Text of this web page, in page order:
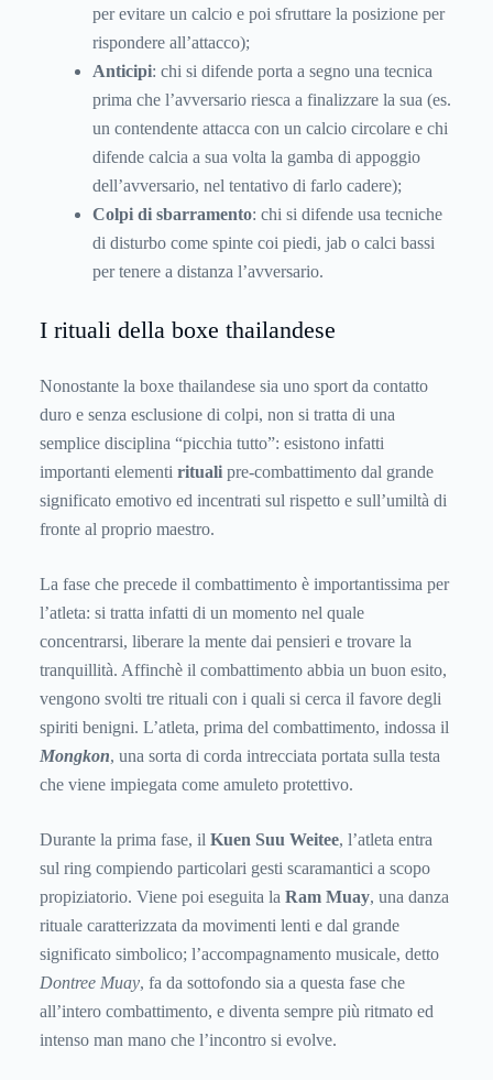
per evitare un calcio e poi sfruttare la posizione per
rispondere all’attacco);
Anticipi: chi si difende porta a segno una tecnica
prima che l’avversario riesca a finalizzare la sua (es.
un contendente attacca con un calcio circolare e chi
difende calcia a sua volta la gamba di appoggio
dell’avversario, nel tentativo di farlo cadere);
Colpi di sbarramento: chi si difende usa tecniche
di disturbo come spinte coi piedi, jab o calci bassi
per tenere a distanza l’avversario.
I rituali della boxe thailandese
Nonostante la boxe thailandese sia uno sport da contatto
duro e senza esclusione di colpi, non si tratta di una
semplice disciplina “picchia tutto”: esistono infatti
importanti elementi rituali pre-combattimento dal grande
significato emotivo ed incentrati sul rispetto e sull’umiltà di
fronte al proprio maestro.
La fase che precede il combattimento è importantissima per
l’atleta: si tratta infatti di un momento nel quale
concentrarsi, liberare la mente dai pensieri e trovare la
tranquillità. Affinchè il combattimento abbia un buon esito,
vengono svolti tre rituali con i quali si cerca il favore degli
spiriti benigni. L’atleta, prima del combattimento, indossa il
Mongkon, una sorta di corda intrecciata portata sulla testa
che viene impiegata come amuleto protettivo.
Durante la prima fase, il Kuen Suu Weitee, l’atleta entra
sul ring compiendo particolari gesti scaramantici a scopo
propiziatorio. Viene poi eseguita la Ram Muay, una danza
rituale caratterizzata da movimenti lenti e dal grande
significato simbolico; l’accompagnamento musicale, detto
Dontree Muay, fa da sottofondo sia a questa fase che
all’intero combattimento, e diventa sempre più ritmato ed
intenso man mano che l’incontro si evolve.